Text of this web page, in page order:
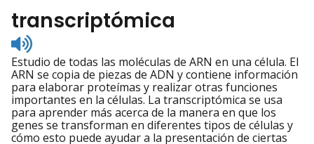
transcriptómica
Listen
to
pronunciation
Estudio de todas las moléculas de ARN en una célula. El
ARN se copia de piezas de ADN y contiene información
para elaborar proteímas y realizar otras funciones
importantes en la células. La transcriptómica se usa
para aprender más acerca de la manera en que los
genes se transforman en diferentes tipos de células y
cómo esto puede ayudar a la presentación de ciertas